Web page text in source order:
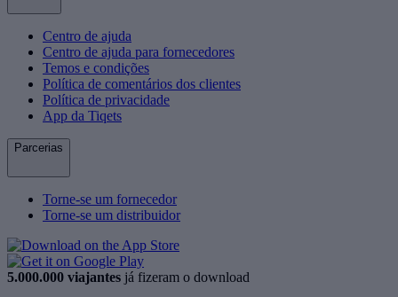
Centro de ajuda
Centro de ajuda para fornecedores
Temos e condições
Política de comentários dos clientes
Política de privacidade
App da Tiqets
Parcerias
Torne-se um fornecedor
Torne-se um distribuidor
5.000.000 viajantes já fizeram o download